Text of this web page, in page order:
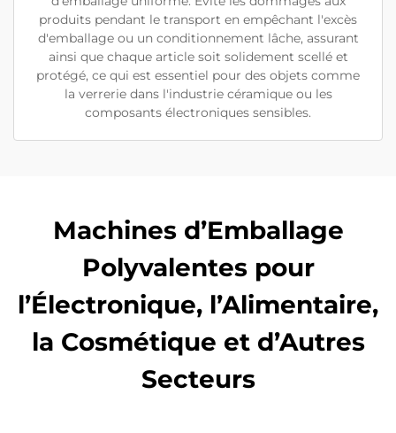
produits pendant le transport en empêchant l'excès
d'emballage ou un conditionnement lâche, assurant
ainsi que chaque article soit solidement scellé et
protégé, ce qui est essentiel pour des objets comme
la verrerie dans l'industrie céramique ou les
composants électroniques sensibles.
Machines d’Emballage
Polyvalentes pour
l’Électronique, l’Alimentaire,
la Cosmétique et d’Autres
Secteurs